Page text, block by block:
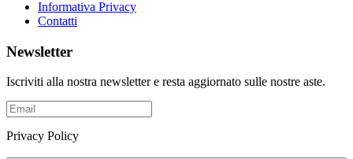
Informativa Privacy
Contatti
Newsletter
Iscriviti alla nostra newsletter e resta aggiornato sulle nostre aste.
Privacy Policy